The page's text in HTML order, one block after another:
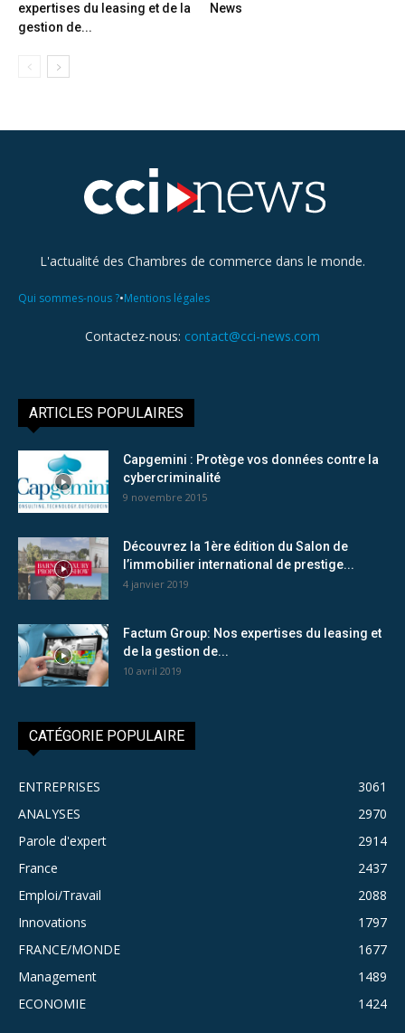
expertises du leasing et de la
gestion de...
News
L'actualité des Chambres de commerce dans le monde.
Qui sommes-nous ?•Mentions légales
Contactez-nous: contact@cci-news.com
ARTICLES POPULAIRES
Capgemini : Protège vos données contre la
cybercriminalité
9 novembre 2015
Découvrez la 1ère édition du Salon de
l’immobilier international de prestige...
4 janvier 2019
Factum Group: Nos expertises du leasing et
de la gestion de...
10 avril 2019
CATÉGORIE POPULAIRE
ENTREPRISES
3061
ANALYSES
2970
Parole d'expert
2914
France
2437
Emploi/Travail
2088
Innovations
1797
FRANCE/MONDE
1677
Management
1489
ECONOMIE
1424